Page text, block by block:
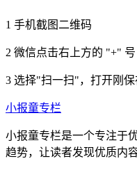
1 手机截图二维码
2 微信点击右上方的 "+" 号
3 选择"扫一扫"，打开刚保
小报童专栏
小报童专栏是一个专注于
趋势，让读者发现优质内容